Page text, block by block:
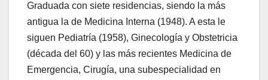
Graduada con siete residencias, siendo la más
antigua la de Medicina Interna (1948). A esta le
siguen Pediatría (1958), Ginecología y Obstetricia
(década del 60) y las más recientes Medicina de
Emergencia, Cirugía, una subespecialidad en